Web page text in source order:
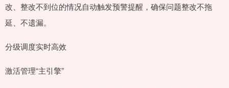
改、整改不到位的情况自动触发预警提醒，确保问题整改不拖
延、不遗漏。
分级调度实时高效
激活管理“主引擎”